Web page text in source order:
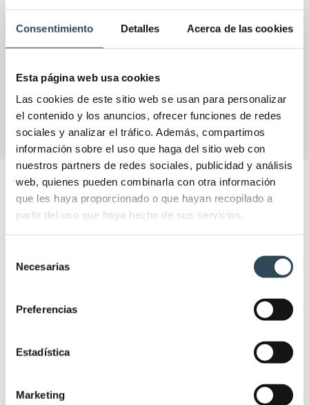
Consentimiento Detalles Acerca de las cookies
Esta página web usa cookies
Las cookies de este sitio web se usan para personalizar
el contenido y los anuncios, ofrecer funciones de redes
sociales y analizar el tráfico. Además, compartimos
información sobre el uso que haga del sitio web con
nuestros partners de redes sociales, publicidad y análisis
web, quienes pueden combinarla con otra información
que les haya proporcionado o que hayan recopilado a
partir del uso que haya hecho de sus servicios.
Necesarias
Preferencias
Estadística
Marketing
NOTICIAS IFSES
Las últimas actualizaciones y novedades en el
sector para que puedas enriquecer tu experiencia